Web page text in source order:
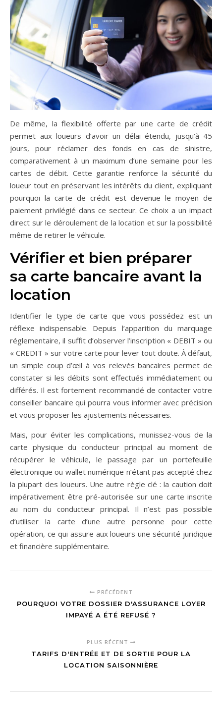
De même, la flexibilité offerte par une carte de crédit
permet aux loueurs d’avoir un délai étendu, jusqu’à 45
jours, pour réclamer des fonds en cas de sinistre,
comparativement à un maximum d’une semaine pour les
cartes de débit. Cette garantie renforce la sécurité du
loueur tout en préservant les intérêts du client, expliquant
pourquoi la carte de crédit est devenue le moyen de
paiement privilégié dans ce secteur. Ce choix a un impact
direct sur le déroulement de la location et sur la possibilité
même de retirer le véhicule.
Vérifier et bien préparer
sa carte bancaire avant la
location
Identifier le type de carte que vous possédez est un
réflexe indispensable. Depuis l’apparition du marquage
réglementaire, il suffit d’observer l’inscription « DEBIT » ou
« CREDIT » sur votre carte pour lever tout doute. À défaut,
un simple coup d’œil à vos relevés bancaires permet de
constater si les débits sont effectués immédiatement ou
différés. Il est fortement recommandé de contacter votre
conseiller bancaire qui pourra vous informer avec précision
et vous proposer les ajustements nécessaires.
Mais, pour éviter les complications, munissez-vous de la
carte physique du conducteur principal au moment de
récupérer le véhicule, le passage par un portefeuille
électronique ou wallet numérique n’étant pas accepté chez
la plupart des loueurs. Une autre règle clé : la caution doit
impérativement être pré-autorisée sur une carte inscrite
au nom du conducteur principal. Il n’est pas possible
d’utiliser la carte d’une autre personne pour cette
opération, ce qui assure aux loueurs une sécurité juridique
et financière supplémentaire.
PRÉCÉDENT
POURQUOI VOTRE DOSSIER D'ASSURANCE LOYER
IMPAYÉ A ÉTÉ REFUSÉ ?
PLUS RÉCENT
TARIFS D'ENTRÉE ET DE SORTIE POUR LA
LOCATION SAISONNIÈRE